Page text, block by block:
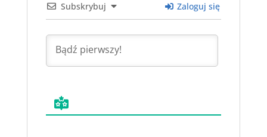
Subskrybuj Zaloguj się